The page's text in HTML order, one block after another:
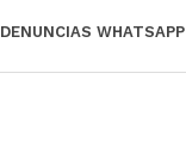
DENUNCIAS WHATSAPP